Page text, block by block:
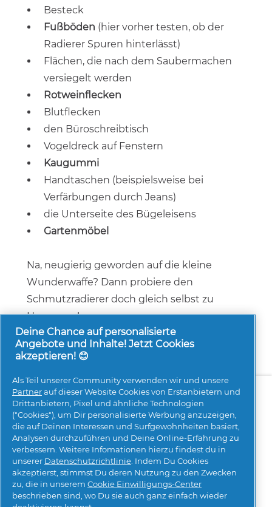
Besteck
Fußböden (hier vorher testen, ob der
Radierer Spuren hinterlässt)
Flächen, die nach dem Saubermachen
versiegelt werden
Rotweinflecken
Blutflecken
den Büroschreibtisch
Vogeldreck auf Fenstern
Kaugummi
Handtaschen (beispielsweise bei
Verfärbungen durch Jeans)
die Unterseite des Bügeleisens
Gartenmöbel
Na, neugierig geworden auf die kleine
Wunderwaffe? Dann probiere den
Schmutzradierer doch gleich selbst zu
Hause aus!
Über uns Kontakt pg.com besuchen
Mehr Inspiration
Meine Daten Geschäftsbedingungen
Deine Chance auf personalisierte
Angebote und Inhalte! Jetzt Cookies
akzeptieren! 😊
Als Teil unserer Community verwenden wir und unsere
Partnerauf dieser Website Cookies von Erstanbietern und
Drittanbietern, Pixel und ähnliche Technologien
("Cookies"), um Dir personalisierte Werbung anzuzeigen,
die auf Deinen Interessen und Surfgewohnheiten basiert,
Analysen durchzuführen und Deine Online-Erfahrung zu
verbessern. Weitere Infomationen hierzu findest du in
unserer Datenschutzrichtlinie. Indem Du Cookies
akzeptierst, stimmst Du deren Nutzung zu den Zwecken
zu, die in unserem Cookie Einwilligungs-Center
beschrieben sind, wo Du sie auch ganz einfach wieder